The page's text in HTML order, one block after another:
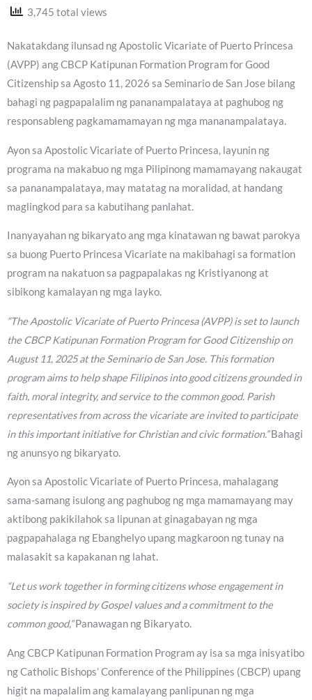
3,745 total views
Nakatakdang ilunsad ng Apostolic Vicariate of Puerto Princesa
(AVPP) ang CBCP Katipunan Formation Program for Good
Citizenship sa Agosto 11, 2026 sa Seminario de San Jose bilang
bahagi ng pagpapalalim ng pananampalataya at paghubog ng
responsableng pagkamamamayan ng mga mananampalataya.
Ayon sa Apostolic Vicariate of Puerto Princesa, layunin ng
programa na makabuo ng mga Pilipinong mamamayang nakaugat
sa pananampalataya, may matatag na moralidad, at handang
maglingkod para sa kabutihang panlahat.
Inanyayahan ng bikaryato ang mga kinatawan ng bawat parokya
sa buong Puerto Princesa Vicariate na makibahagi sa formation
program na nakatuon sa pagpapalakas ng Kristiyanong at
sibikong kamalayan ng mga layko.
“The Apostolic Vicariate of Puerto Princesa (AVPP) is set to launch
the CBCP Katipunan Formation Program for Good Citizenship on
August 11, 2025 at the Seminario de San Jose. This formation
program aims to help shape Filipinos into good citizens grounded in
faith, moral integrity, and service to the common good. Parish
representatives from across the vicariate are invited to participate
in this important initiative for Christian and civic formation.”Bahagi
ng anunsyo ng bikaryato.
Ayon sa Apostolic Vicariate of Puerto Princesa, mahalagang
sama-samang isulong ang paghubog ng mga mamamayang may
aktibong pakikilahok sa lipunan at ginagabayan ng mga
pagpapahalaga ng Ebanghelyo upang magkaroon ng tunay na
malasakit sa kapakanan ng lahat.
“Let us work together in forming citizens whose engagement in
society is inspired by Gospel values and a commitment to the
common good,”Panawagan ng Bikaryato.
Ang CBCP Katipunan Formation Program ay isa sa mga inisyatibo
ng Catholic Bishops’ Conference of the Philippines (CBCP) upang
higit na mapalalim ang kamalayang panlipunan ng mga